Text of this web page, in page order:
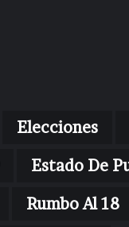
Elecciones
Estado De
Rumbo Al 18